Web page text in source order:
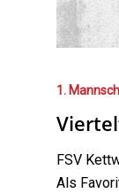
1.
FSV
Als